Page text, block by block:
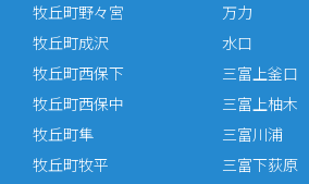
牧丘町野々宮
牧丘町成沢
牧丘町西保下
牧丘町西保中
牧丘町隼
牧丘町牧平
万力
水口
三富上釜口
三富上柚木
三富川浦
三富下荻原